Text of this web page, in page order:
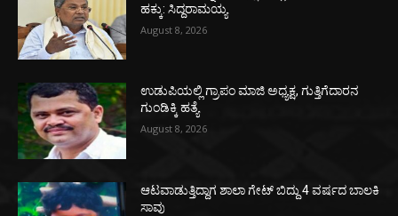
ಹಕ್ಕು: ಸಿದ್ದರಾಮಯ್ಯ
August 8, 2026
ಉಡುಪಿಯಲ್ಲಿ ಗ್ರಾಪಂ ಮಾಜಿ ಅಧ್ಯಕ್ಷ, ಗುತ್ತಿಗೆದಾರನ
ಗುಂಡಿಕ್ಕಿ ಹತ್ಯೆ
August 8, 2026
ಆಟವಾಡುತ್ತಿದ್ದಾಗ ಶಾಲಾ ಗೇಟ್‌ ಬಿದ್ದು 4 ವರ್ಷದ ಬಾಲಕಿ
ಸಾವು